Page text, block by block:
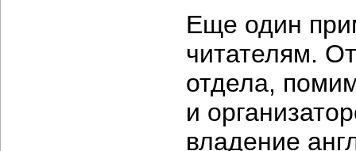
Еще один
читателям.
отдела,
и
владение